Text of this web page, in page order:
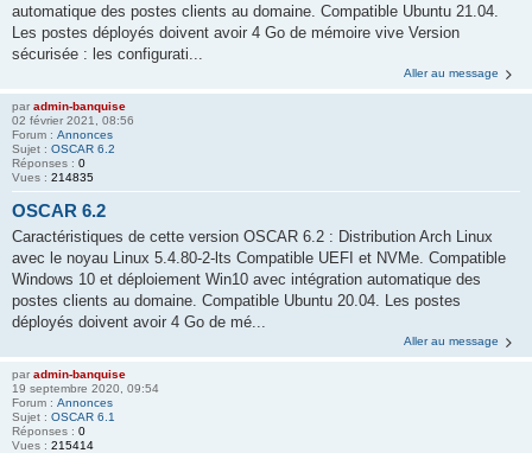
automatique des postes clients au domaine. Compatible Ubuntu 21.04.
Les postes déployés doivent avoir 4 Go de mémoire vive Version
sécurisée : les configurati...
Aller au message
par admin-banquise
02 février 2021, 08:56
Forum : Annonces
Sujet : OSCAR 6.2
Réponses : 0
Vues : 214835
OSCAR 6.2
Caractéristiques de cette version OSCAR 6.2 : Distribution Arch Linux
avec le noyau Linux 5.4.80-2-lts Compatible UEFI et NVMe. Compatible
Windows 10 et déploiement Win10 avec intégration automatique des
postes clients au domaine. Compatible Ubuntu 20.04. Les postes
déployés doivent avoir 4 Go de mé...
Aller au message
par admin-banquise
19 septembre 2020, 09:54
Forum : Annonces
Sujet : OSCAR 6.1
Réponses : 0
Vues : 215414